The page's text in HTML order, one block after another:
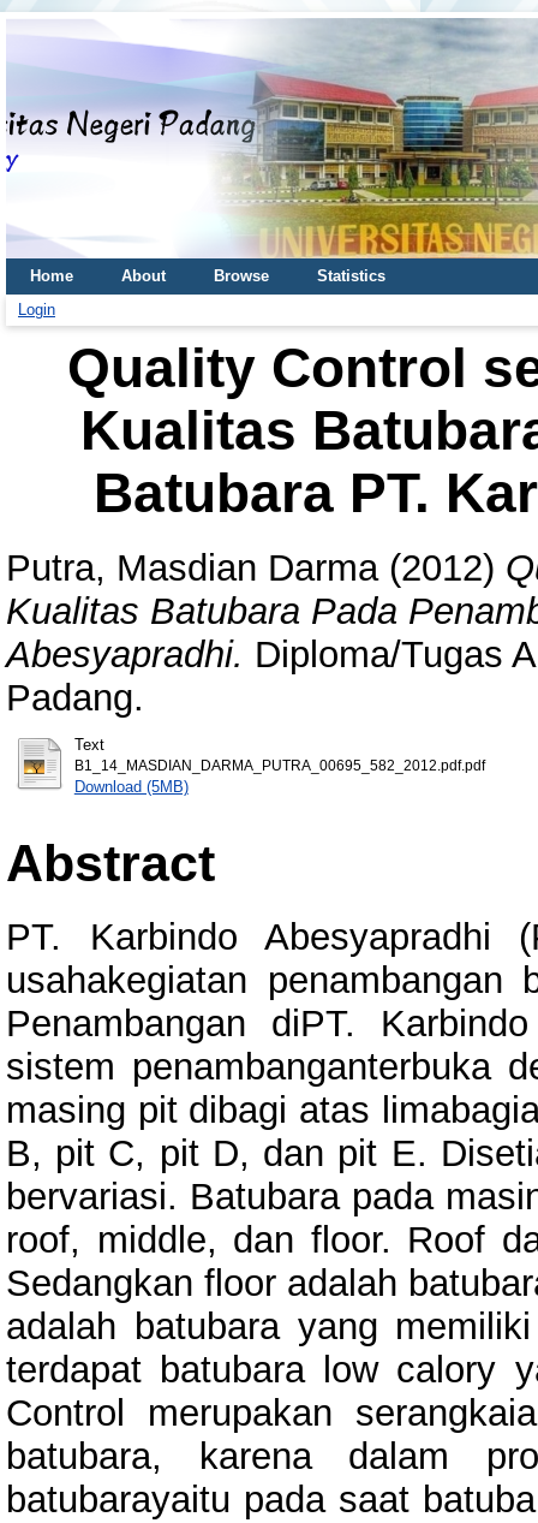
Home About Browse
Statistics
Login
Quality Control
Kualitas
Batubara PT.
Putra, Masdian Darma(2012)
Kualitas Batubara Pada
Abesyapradhi. Diploma/Tugas
Padang.
Text
B1_14_MASDIAN_DARMA_PUTRA_00695_582_2012.pdf.pdf
Download (5MB)
Abstract
PT. Karbindo
usahakegiatan
Penambangan diPT.
sistem penambanganterbuka
masing pit dibagi atas
B, pit C, pit D, dan pit E.
bervariasi. Batubara pada
roof, middle, dan floor. Roof
Sedangkan floor adalah
adalah batubara yang
terdapat batubara low calory
Control merupakan
batubara, karena dalam
batubarayaitu pada saat